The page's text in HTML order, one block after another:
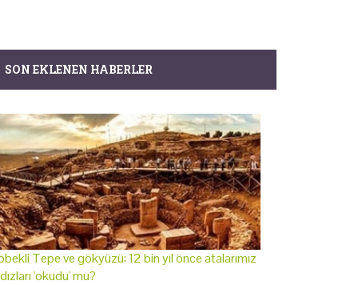
SON EKLENEN HABERLER
Tepe ve gökyüzü: 12 bin yıl önce atalarımız
'okudu' mu?